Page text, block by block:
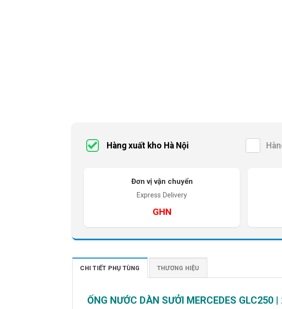
Hàng xuất kho Hà Nội
Đơn vị vận chuyển
Express Delivery
GHN
CHI TIẾT PHỤ TÙNG THƯƠNG HIỆU
ỐNG NƯỚC DÀN SƯỞI MERCEDES GLC250